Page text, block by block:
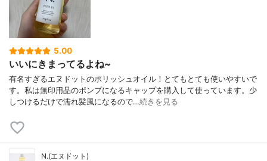
5.00
いいにきまってるよね~
有名すぎるエヌドットのポリッシュオイル！とてもとても使いやすいで
す。私は無印用品のポンプになるキャップを購入して使っています。少
しつけるだけで濡れ髪風になるので…続きを見る
N.(エヌドット)